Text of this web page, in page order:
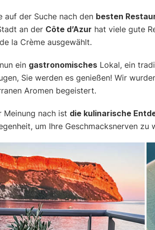
auf der Suche nach den besten
an der Côte d’Azur hat viele gute
la Crème ausgewählt.
ein gastronomisches Lokal, ein
Sie werden es genießen! Wir
Aromen begeistert.
Meinung nach ist die kulinarische
um Ihre Geschmacksnerven zu